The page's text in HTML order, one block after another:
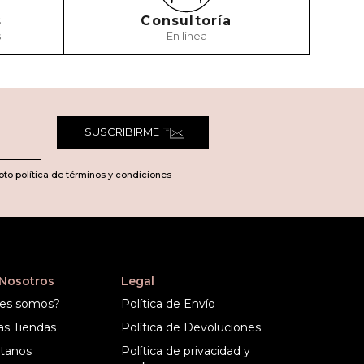
Consultoría
En línea
SUSCRIBIRME
política de términos y condiciones
somos?
Tiendas
Legal
Política de Envío
Política de Devoluciones
Política de privacidad y